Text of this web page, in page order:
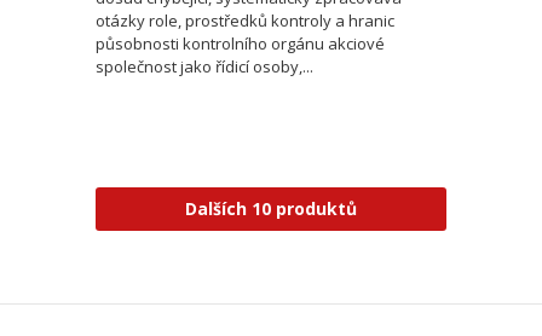
otázky role, prostředků kontroly a hranic
působnosti kontrolního orgánu akciové
společnost jako řídicí osoby,...
Dalších 10 produktů